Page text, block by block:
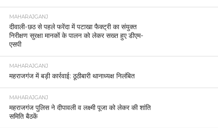
MAHARAJGANJ
दीवाली-छठ से पहले फरेंदा में पटाखा फैक्ट्री का संयुक्त
निरीक्षण सुरक्षा मानकों के पालन को लेकर सख्त हुए डीएम-
एसपी
MAHARAJGANJ
महराजगंज में बड़ी कार्रवाई: ठूठीबारी थानाध्यक्ष निलंबित
MAHARAJGANJ
महराजगंज पुलिस ने दीपावली व लक्ष्मी पूजा को लेकर की शांति
समिति बैठकें